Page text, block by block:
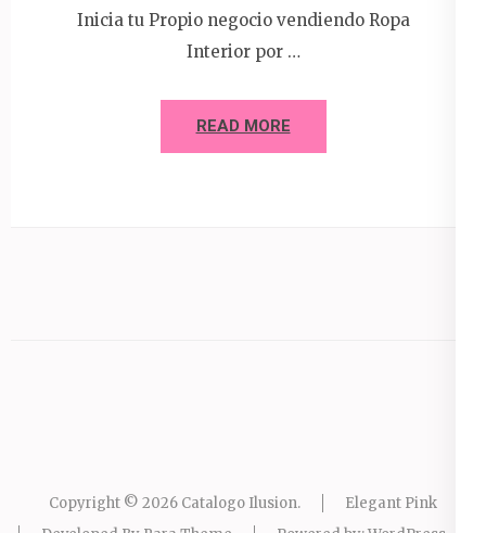
Inicia tu Propio negocio vendiendo Ropa
Interior por …
READ MORE
Copyright © 2026 Catalogo Ilusion.
Elegant Pink